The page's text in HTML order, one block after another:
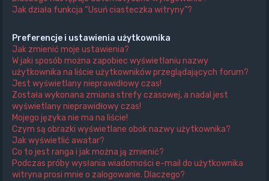
Jak działa funkcja “Usuń ciasteczka witryny”?
Preferencje i ustawienia użytkownika
Jak zmienić moje ustawienia?
W jaki sposób można zapobiec wyświetlaniu nazwy
użytkownika na liście użytkowników przeglądających forum?
Jest wyświetlany nieprawidłowy czas!
Została wykonana zmiana strefy czasowej, a nadal jest
wyświetlany nieprawidłowy czas!
Mojego języka nie ma na liście!
Czym są obrazki wyświetlane obok nazwy użytkownika?
Jak wyświetlić awatar?
Co to jest ranga i jak można ją zmienić?
Podczas próby wysłania wiadomości e-mail do użytkownika
witryna prosi mnie o zalogowanie. Dlaczego?